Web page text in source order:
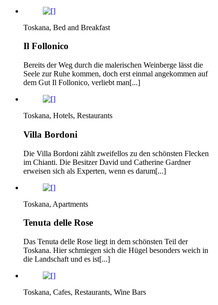
Toskana, Bed and Breakfast
Il Follonico
Bereits der Weg durch die malerischen Weinberge lässt die
Seele zur Ruhe kommen, doch erst einmal angekommen auf
dem Gut Il Follonico, verliebt man[...]
Toskana, Hotels, Restaurants
Villa Bordoni
Die Villa Bordoni zählt zweifellos zu den schönsten Flecken
im Chianti. Die Besitzer David und Catherine Gardner
erweisen sich als Experten, wenn es darum[...]
Toskana, Apartments
Tenuta delle Rose
Das Tenuta delle Rose liegt in dem schönsten Teil der
Toskana. Hier schmiegen sich die Hügel besonders weich in
die Landschaft und es ist[...]
Toskana, Cafes, Restaurants, Wine Bars